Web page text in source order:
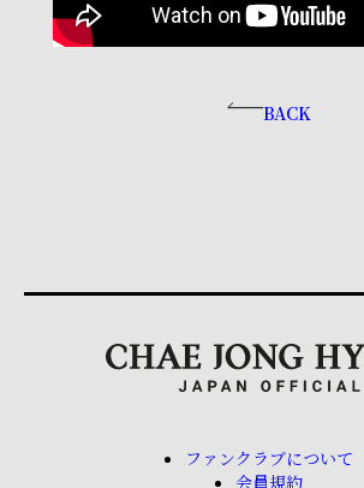
BACK
ファンクラブについて
会員規約